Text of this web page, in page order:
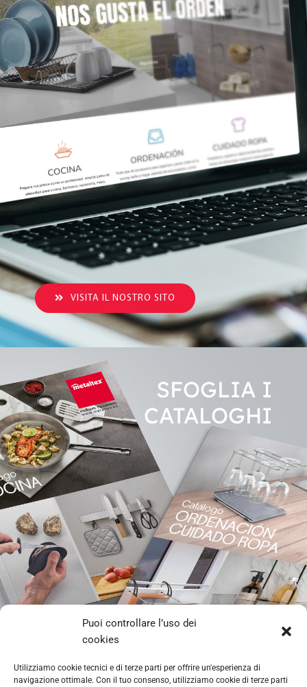
Puoi controllare l’uso dei
cookies
Utilizziamo cookie tecnici e di terze parti per offrire un'esperienza di
navigazione ottimale. Con il tuo consenso, utilizziamo cookie di terze parti
VISITA IL NOSTRO SITO
SFOGLIA I
CATALOGHI
CUCINA